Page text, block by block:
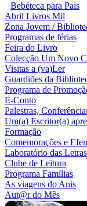
Bebéteca para Pais
Abril Livros Mil
Zona Jovem /
Programas de férias
Feira do Livro
Colecção Um Novo
Visitas a (va)Ler
Guardiões da
Programa de
E-Conto
Palestras,
Um(a) Escritor(a)
Formação
Comemorações e
Laboratório das Letras
Clube de Leitura
Programa Famílias
As viagens do Anis
Aut@r do Mês